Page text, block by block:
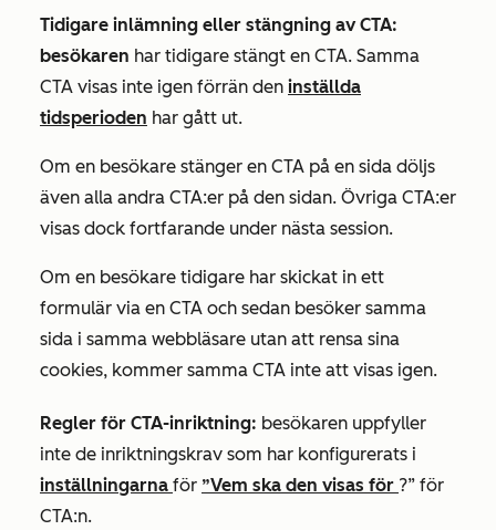
Tidigare inlämning eller stängning av CTA:
besökaren har tidigare stängt en CTA. Samma
CTA visas inte igen förrän den inställda
tidsperioden har gått ut.
Om en besökare stänger en CTA på en sida döljs
även alla andra CTA:er på den sidan. Övriga CTA:er
visas dock fortfarande under nästa session.
Om en besökare tidigare har skickat in ett
formulär via en CTA och sedan besöker samma
sida i samma webbläsare utan att rensa sina
cookies, kommer samma CTA inte att visas igen.
Regler för CTA-inriktning: besökaren uppfyller
inte de inriktningskrav som har konfigurerats i
inställningarna för ”Vem ska den visas för ?” för
CTA:n.